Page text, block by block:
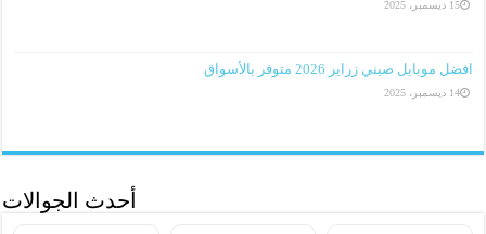
15 ديسمبر، 2025
افضل موبايل صيني زراير 2026 متوفر بالأسواق
14 ديسمبر، 2025
أحدث الجوالات